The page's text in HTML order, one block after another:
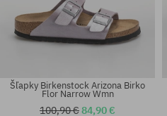
Šľapky Birkenstock Arizona Birko
Flor Narrow Wmn
100,90 €84,90 €